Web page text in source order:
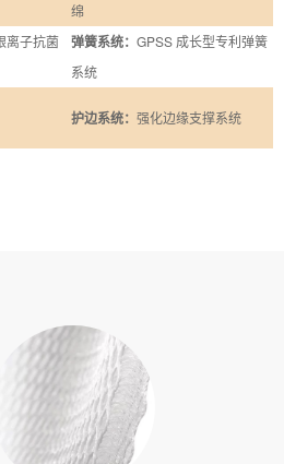
绵
离子抗菌
弹簧系统： GPSS 成长型专利弹簧
系统
护边系统： 强化边缘支撑系统